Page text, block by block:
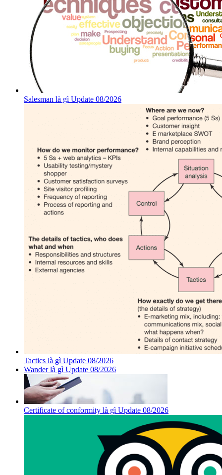
Salesman là gì Update 08/2026
Tactics là gì Update 08/2026
Wander là gì Update 08/2026
Certificate of conformity là gì Update 08/2026